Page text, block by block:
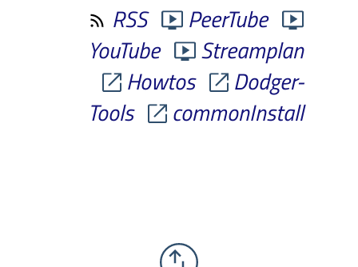
RSS
PeerTube
YouTube
Streamplan
Howtos
Dodger-
Tools
commonInstall